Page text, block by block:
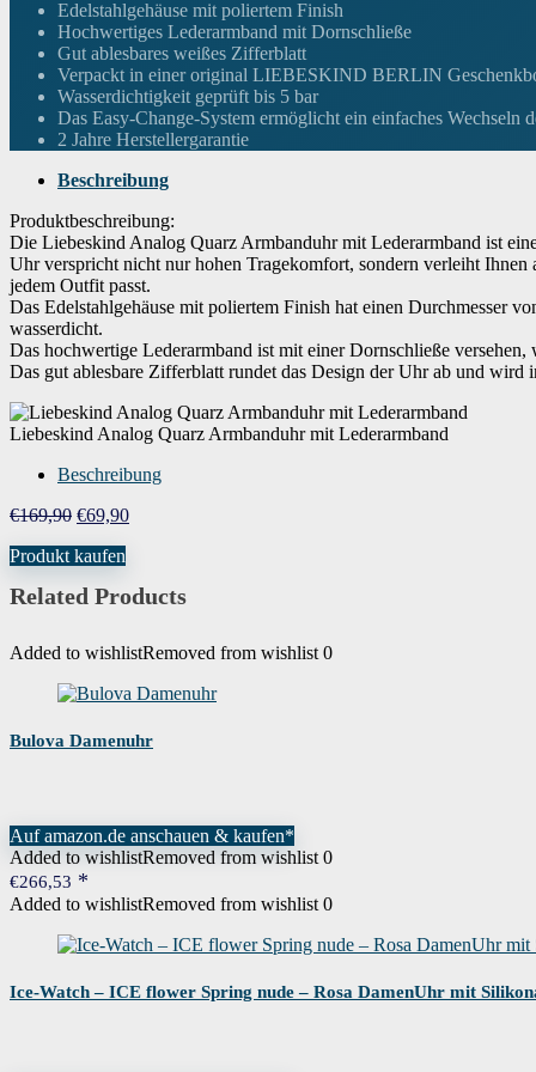
Höhe des Gehäuses 7 Millimeter
Armbandmaterial
Zifferblattfarbe Weiß
Kalenderfunktion
Ausstattung Easy-Change-System (Gurt)
Gewicht
Wasserdichtigkeitszertifizierung
Garantie
Edelstahlgehäuse mit poliertem Finish
Hochwertiges Lederarmband mit Dornschließe
Gut ablesbares weißes Zifferblatt
Verpackt in einer original LIEBESKIND BERLIN
Wasserdichtigkeit geprüft bis 5 bar
Das Easy-Change-System ermöglicht ein einfaches Wechseln
2 Jahre Herstellergarantie
Beschreibung
Produktbeschreibung:
Die Liebeskind Analog Quarz Armbanduhr mit Lederarmband ist
Uhr verspricht nicht nur hohen Tragekomfort, sondern verleiht
jedem Outfit passt.
Das Edelstahlgehäuse mit poliertem Finish hat einen Durchmesser
wasserdicht.
Das hochwertige Lederarmband ist mit einer Dornschließe
Das gut ablesbare Zifferblatt rundet das Design der Uhr ab und
Liebeskind Analog Quarz Armbanduhr mit Lederarmband
Beschreibung
€169,90 Ursprünglicher
war:
€69,90Aktueller
Produkt kaufen
Related Products
Added to wishlistRemoved from wishlist 0
Bulova Damenuhr
Auf amazon.de anschauen & kaufen*
Added to wishlistRemoved from wishlist 0
€266,53
Added to wishlistRemoved from wishlist 0
Ice-Watch – ICE flower Spring nude – Rosa DamenUhr mit